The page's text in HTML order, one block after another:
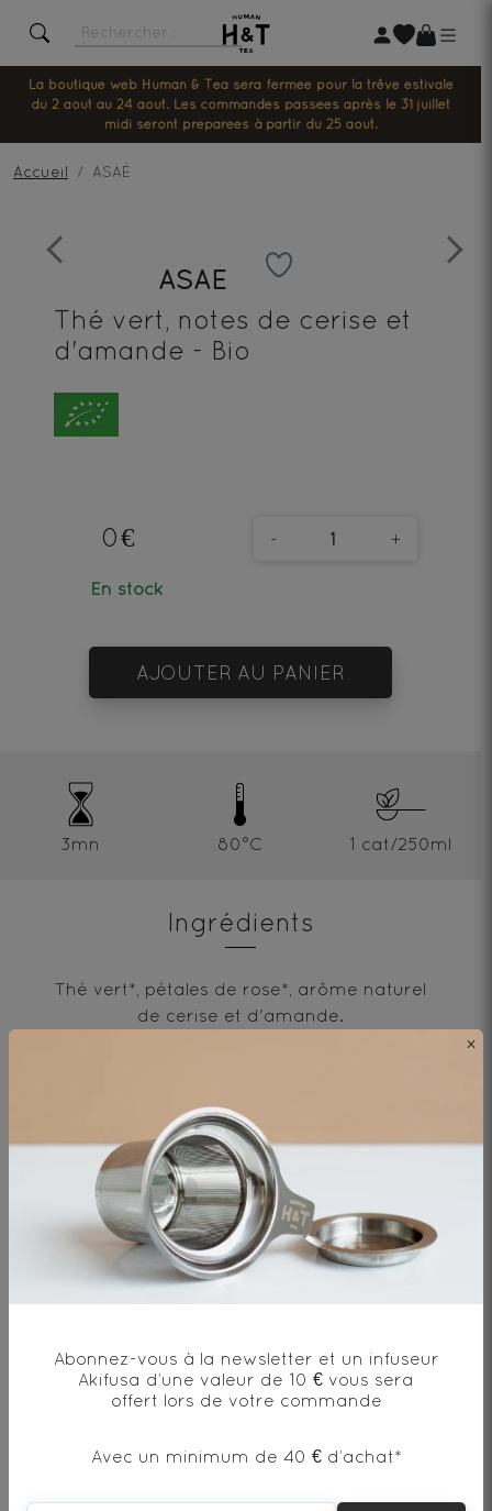
La boutique web Human & Tea sera fermée pour la trêve estivale
du 2 août au 24 août. Les commandes passées après le 31 juillet
midi seront préparées à partir du 25 août.
Accueil ASAÉ
Previous Next
ASAÉ
Thé vert, notes de cerise et
d'amande - Bio
0€
En stock
- +
AJOUTER AU PANIER
3mn 80°C 1 cat/250ml
Ingrédients
Thé vert*, pétales de rose*, arôme naturel
de cerise et d'amande.
* produit issu de l'agriculture biologique
Envie de changement?
×
Abonnez-vous à la newsletter et un infuseur
Akifusa d’une valeur de 10 € vous sera
offert lors de votre commande
Avec un minimum de 40 € d’achat*